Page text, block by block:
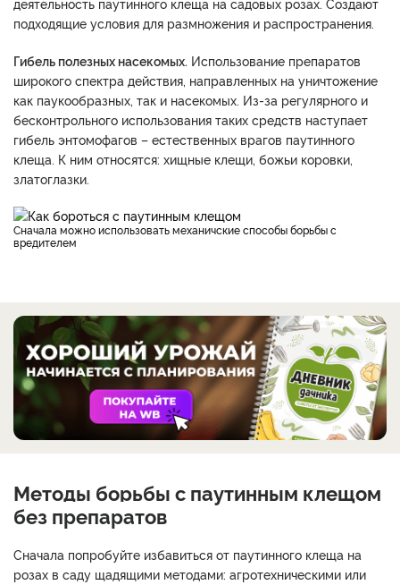
подходящие условия для размножения и распространения.
Гибель полезных насекомых. Использование препаратов
широкого спектра действия, направленных на уничтожение
как паукообразных, так и насекомых. Из-за регулярного и
бесконтрольного использования таких средств наступает
гибель энтомофагов – естественных врагов паутинного
клеща. К ним относятся: хищные клещи, божьи коровки,
златоглазки.
Сначала можно использовать механичские способы борьбы с
вредителем
Методы борьбы с паутинным клещом
без препаратов
Сначала попробуйте избавиться от паутинного клеща на
розах в саду щадящими методами: агротехническими или